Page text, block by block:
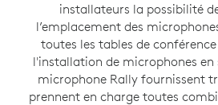
installateurs la possibilité
l’emplacement des
toutes les tables de
l'installation de microphones en
microphone Rally fournissent
prennent en charge toutes